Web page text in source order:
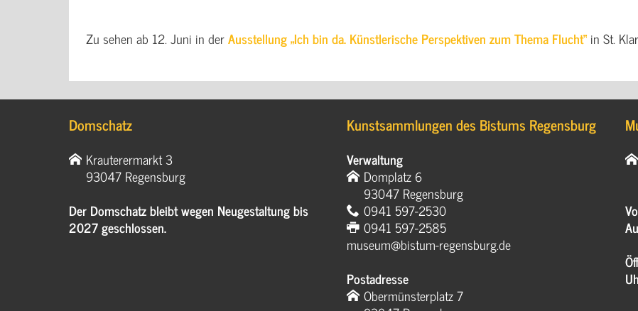
Zu sehen ab 12. Juni in derAusstellung „Ich bin da. Künstlerische Perspektiven zum Thema Flucht“ in St.
Domschatz
Krauterermarkt 3
93047 Regensburg
Der Domschatz bleibt wegen Neugestaltung bis
2027 geschlossen.
Kunstsammlungen des Bistums Regensburg
Verwaltung
Domplatz 6
93047 Regensburg
0941 597-2530
0941 597-2585
museum@bistum-regensburg.de
Postadresse
Obermünsterplatz 7